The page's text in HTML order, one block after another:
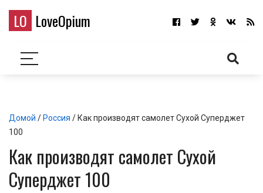
LO LoveOpium
Домой / Россия / Как производят самолет Сухой Суперджет
100
Как производят самолет Сухой
Суперджет 100